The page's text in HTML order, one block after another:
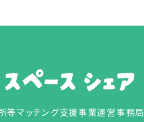
等マッチング支援事業運営事務局